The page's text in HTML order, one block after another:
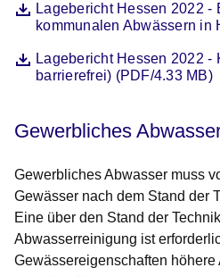
DateiLagebericht Hessen 2022 -
kommunalen Abwässern in
Öffnet sich in einem neuen
DateiLagebericht Hessen 2022 -
barrierefrei) (PDF/4.33 MB)
Öffnet sich in einem neuen
Gewerbliches
Gewerbliches Abwasser muss
Gewässer nach dem Stand der
Eine über den Stand der
Abwasserreinigung ist
Gewässereigenschaften höhere